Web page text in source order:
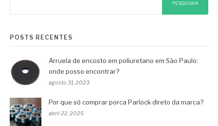
PESQUISAR
POSTS RECENTES
Arruela de encosto em poliuretano em São Paulo:
onde posso encontrar?
agosto 31, 2023
Por que só comprar porca Parlock direto da marca?
abril 22, 2025